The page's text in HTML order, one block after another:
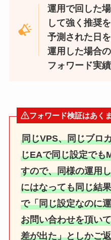
運用で回した
して強く推奨
予測された日
運用した場合
フォワード実
フォワード検証はあく
同じVPS、同じブロ
じEAで同じ設定でも
すので、同様の運用
にはなっても同じ結
で「同じ設定なのに
お問い合わせを頂い
差が出た」としかご